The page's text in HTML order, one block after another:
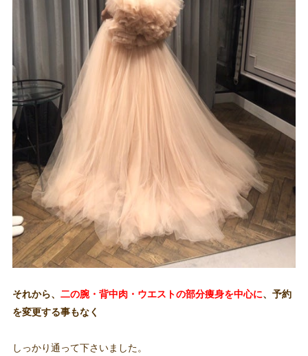
それから、 二の腕・背中肉・ウエストの部分痩身を中心に、予約
を変更する事もなく
しっかり通って下さいました。